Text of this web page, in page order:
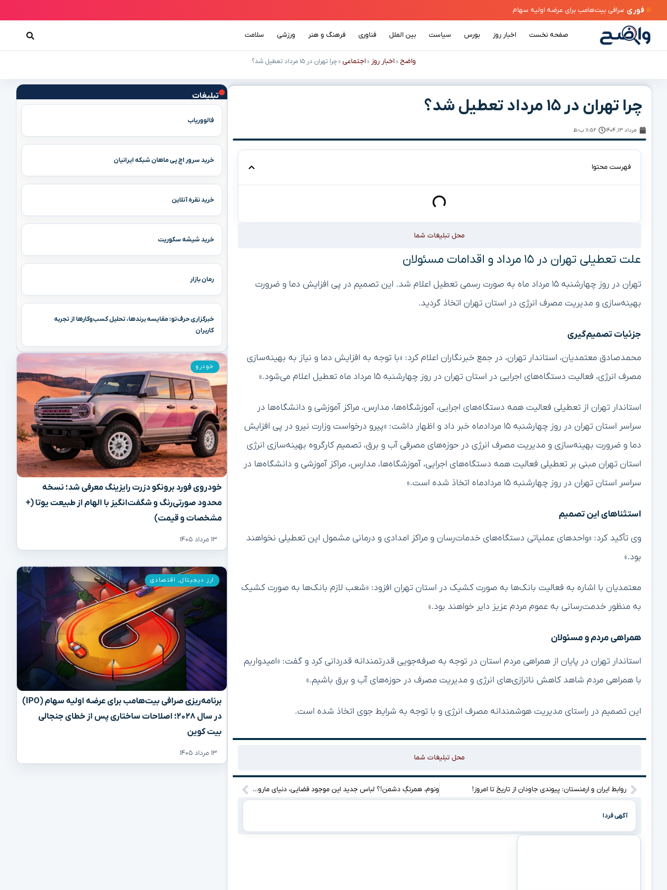
فوری
صفحه نخست اخبار روز بورس سیاست بین الملل فناوری فرهنگ و هنر ورزشی سلامت
واضح »اخبار روز »اجتماعی »چرا تهران در ۱۵ مرداد تعطیل شد؟
تبلیغات
فالووریاب
خرید سرور اچ پی ماهان شبکه ایرانیان
خرید نقره آنلاین
خرید شیشه سکوریت
رمان بازار
خبرگزاری حرف‌تو: مقایسه برندها، تحلیل کسب‌وکارها از تجربه
کاربران
خودروی فورد برونکو دزرت رایزینگ معرفی شد؛ نسخه
محدود صورتی‌رنگ و شگفت‌انگیز با الهام از طبیعت یوتا (+
مشخصات و قیمت)
۱۳ مرداد ۱۴۰۵
خودرو
برنامه‌ریزی صرافی بیت‌هامب برای عرضه اولیه سهام (IPO)
در سال ۲۰۲۸؛ اصلاحات ساختاری پس از خطای جنجالی
بیت کوین
۱۳ مرداد ۱۴۰۵
ارز دیجیتال, اقتصادی
چرا تهران در ۱۵ مرداد تعطیل شد؟
مرداد ۱۳, ۱۴۰۴ ۱۱:۵۲ ب٫ظ
فهرست محتوا
محل تبلیغات شما
علت تعطیلی تهران در ۱۵ مرداد و اقدامات مسئولان
تهران در روز چهارشنبه ۱۵ مرداد ماه به صورت رسمی تعطیل اعلام شد. این تصمیم در پی افزایش دما و ضرورت
بهینه‌سازی و مدیریت مصرف انرژی در استان تهران اتخاذ گردید.
جزئیات تصمیم‌گیری
محمدصادق معتمدیان، استاندار تهران، در جمع خبرنگاران اعلام کرد: «با توجه به افزایش دما و نیاز به بهینه‌سازی
مصرف انرژی، فعالیت دستگاه‌های اجرایی در استان تهران در روز چهارشنبه ۱۵ مرداد ماه تعطیل اعلام می‌شود.»
استاندار تهران از تعطیلی فعالیت همه دستگاه‌های اجرایی، آموزشگاه‌ها، مدارس، مراکز آموزشی و دانشگاه‌ها در
سراسر استان تهران در روز چهارشنبه ۱۵ مردادماه خبر داد و اظهار داشت: «پیرو درخواست وزارت نیرو در پی افزایش
دما و ضرورت بهینه‌سازی و مدیریت مصرف انرژی در حوزه‌های مصرفی آب و برق، تصمیم کارگروه بهینه‌سازی انرژی
استان تهران مبنی بر تعطیلی فعالیت همه دستگاه‌های اجرایی، آموزشگاه‌ها، مدارس، مراکز آموزشی و دانشگاه‌ها در
سراسر استان تهران در روز چهارشنبه ۱۵ مردادماه اتخاذ شده است.»
استثناهای این تصمیم
وی تأکید کرد: «واحدهای عملیاتی دستگاه‌های خدمات‌رسان و مراکز امدادی و درمانی مشمول این تعطیلی نخواهند
بود.»
معتمدیان با اشاره به فعالیت بانک‌ها به صورت کشیک در استان تهران افزود: «شعب لازم بانک‌ها به صورت کشیک
به منظور خدمت‌رسانی به عموم مردم عزیز دایر خواهند بود.»
همراهی مردم و مسئولان
استاندار تهران در پایان از همراهی مردم استان در توجه به صرفه‌جویی قدرتمندانه قدردانی کرد و گفت: «امیدواریم
با همراهی مردم شاهد کاهش ناترازی‌های انرژی و مدیریت مصرف در حوزه‌های آب و برق باشیم.»
این تصمیم در راستای مدیریت هوشمندانه مصرف انرژی و با توجه به شرایط جوی اتخاذ شده است.
محل تبلیغات شما
روابط ایران و ارمنستان: پیوندی جاودان از تاریخ تا امروز! ونوم، همرنگِ دشمن!؟ لباس جدید این موجود فضایی، دنیای مارول را زیر و رو می‌کند”
آگهی فردا